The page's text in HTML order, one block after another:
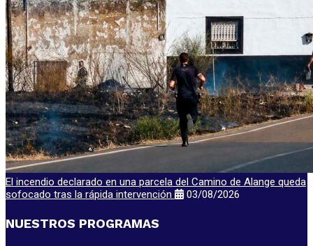
El incendio declarado en una parcela del Camino de Alange queda
sofocado tras la rápida intervención
03/08/2026
NUESTROS PROGRAMAS